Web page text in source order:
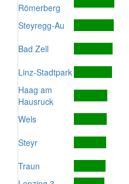
Römerberg
Steyregg-Au
Bad Zell
Linz-Stadtpark
Haag am
Hausruck
Wels
Steyr
Traun